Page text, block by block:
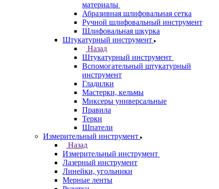
материалы
Абразивная шлифовальная сетка
Ручной шлифовальный инструмент
Шлифовальная шкурка
Штукатурный инструмент
Назад
Штукатурный инструмент
Вспомогательный штукатурный
инструмент
Гладилки
Мастерки, кельмы
Миксеры универсальные
Правила
Терки
Шпатели
Измерительный инструмент
Назад
Измерительный инструмент
Лазерный инструмент
Линейки, угольники
Мерные ленты